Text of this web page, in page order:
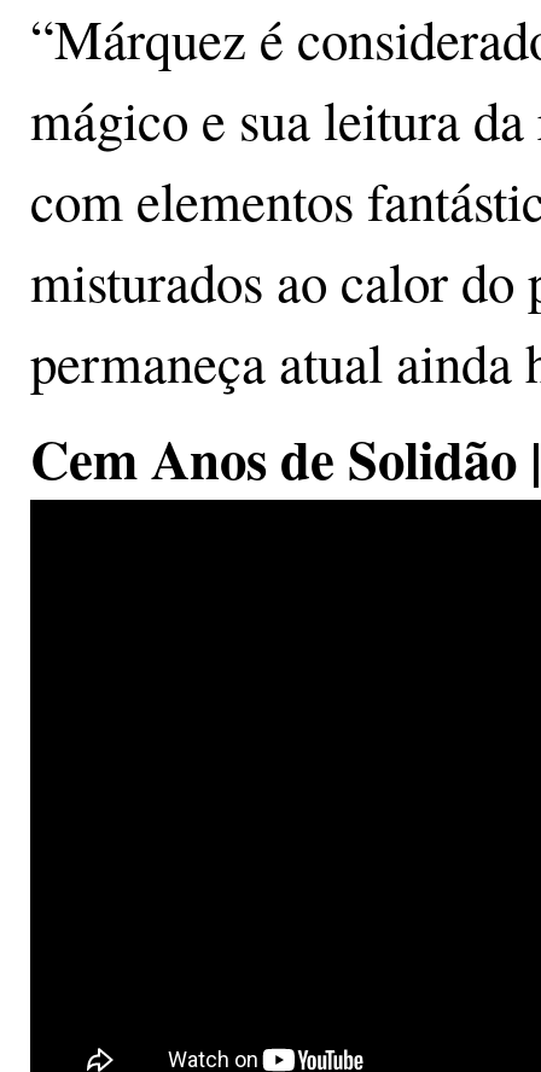
“Márquez é
mágico e sua leitura
com elementos
misturados ao calor do
permaneça atual
Cem Anos de